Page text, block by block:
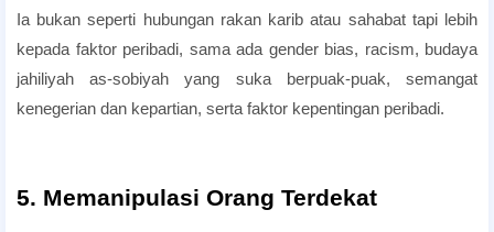
Ia bukan seperti hubungan rakan karib atau sahabat tapi lebih
kepada faktor peribadi, sama ada gender bias, racism, budaya
jahiliyah as-sobiyah yang suka berpuak-puak, semangat
kenegerian dan kepartian, serta faktor kepentingan peribadi.
5. Memanipulasi Orang Terdekat